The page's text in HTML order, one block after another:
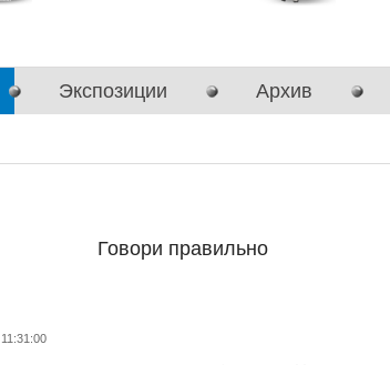
Экспозиции Архив
Говори правильно